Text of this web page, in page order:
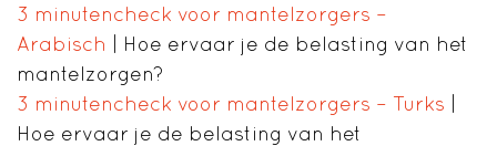
3 minutencheck voor mantelzorgers –
Arabisch | Hoe ervaar je de belasting van het
mantelzorgen?
3 minutencheck voor mantelzorgers – Turks |
Hoe ervaar je de belasting van het